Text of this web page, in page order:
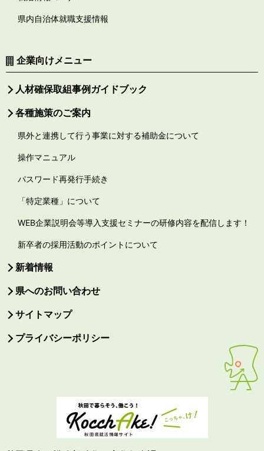
県内自治体就職支援情報
企業向けメニュー
人材確保取組事例ガイドブック
各種施策のご案内
県外と連携して行う事業に対する補助金について
操作マニュアル
パスワード再発行手続き
「特定業種」について
WEB企業説明会等導入支援セミナーの研修内容を配信します！
新卒者の採用活動のポイントについて
新着情報
県へのお問い合わせ
サイトマップ
プライバシーポリシー